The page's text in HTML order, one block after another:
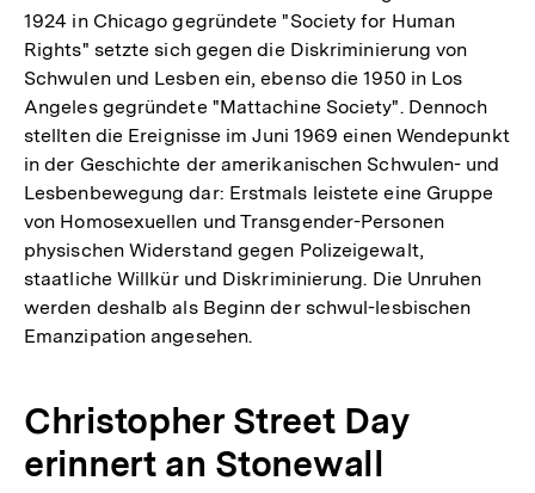
1924 in Chicago gegründete "Society for Human
Rights" setzte sich gegen die Diskriminierung von
Schwulen und Lesben ein, ebenso die 1950 in Los
Angeles gegründete "Mattachine Society". Dennoch
stellten die Ereignisse im Juni 1969 einen Wendepunkt
in der Geschichte der amerikanischen Schwulen- und
Lesbenbewegung dar: Erstmals leistete eine Gruppe
von Homosexuellen und Transgender-Personen
physischen Widerstand gegen Polizeigewalt,
staatliche Willkür und Diskriminierung. Die Unruhen
werden deshalb als Beginn der schwul-lesbischen
Emanzipation angesehen.
Christopher Street Day
erinnert an Stonewall